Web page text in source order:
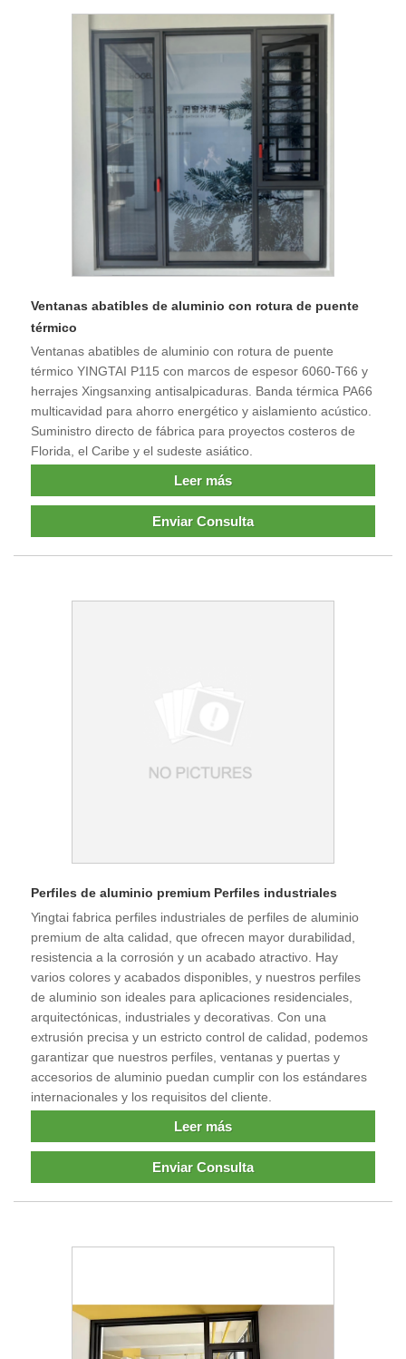
Ventanas abatibles de aluminio con rotura de puente
térmico
Ventanas abatibles de aluminio con rotura de puente
térmico YINGTAI P115 con marcos de espesor 6060-T66 y
herrajes Xingsanxing antisalpicaduras. Banda térmica PA66
multicavidad para ahorro energético y aislamiento acústico.
Suministro directo de fábrica para proyectos costeros de
Florida, el Caribe y el sudeste asiático.
Leer más
Enviar Consulta
Perfiles de aluminio premium Perfiles industriales
Yingtai fabrica perfiles industriales de perfiles de aluminio
premium de alta calidad, que ofrecen mayor durabilidad,
resistencia a la corrosión y un acabado atractivo. Hay
varios colores y acabados disponibles, y nuestros perfiles
de aluminio son ideales para aplicaciones residenciales,
arquitectónicas, industriales y decorativas. Con una
extrusión precisa y un estricto control de calidad, podemos
garantizar que nuestros perfiles, ventanas y puertas y
accesorios de aluminio puedan cumplir con los estándares
internacionales y los requisitos del cliente.
Leer más
Enviar Consulta